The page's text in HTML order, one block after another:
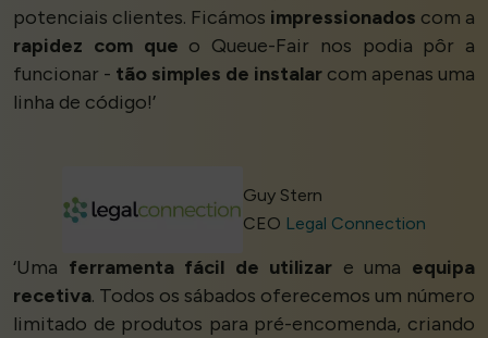
potenciais clientes. Ficámos impressionados com a
rapidez com que o Queue-Fair nos podia pôr a
funcionar - tão simples de instalar com apenas uma
linha de código!’
Guy Stern
CEO Legal Connection
‘Uma ferramenta fácil de utilizar e uma equipa
recetiva. Todos os sábados oferecemos um número
limitado de produtos para pré-encomenda, criando